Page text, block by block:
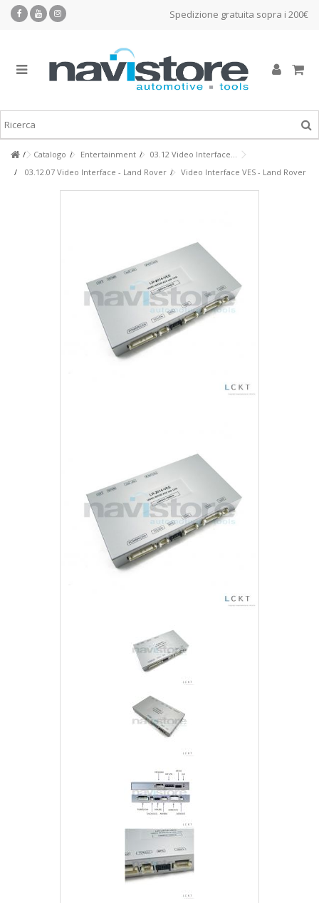
Spedizione gratuita sopra i 200€
Catalogo Entertainment
03.12 Video Interface...
03.12.07 Video Interface - Land Rover
Video Interface VES - Land Rover